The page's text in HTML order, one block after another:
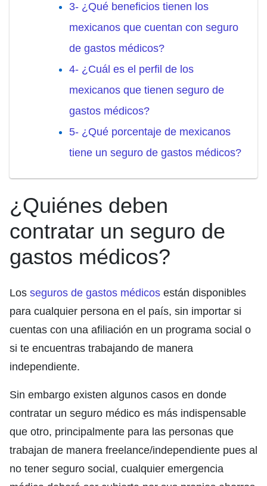
3- ¿Qué beneficios tienen los
mexicanos que cuentan con seguro
de gastos médicos?
4- ¿Cuál es el perfil de los
mexicanos que tienen seguro de
gastos médicos?
5- ¿Qué porcentaje de mexicanos
tiene un seguro de gastos médicos?
¿Quiénes deben
contratar un seguro de
gastos médicos?
Los seguros de gastos médicos están disponibles
para cualquier persona en el país, sin importar si
cuentas con una afiliación en un programa social o
si te encuentras trabajando de manera
independiente.
Sin embargo existen algunos casos en donde
contratar un seguro médico es más indispensable
que otro, principalmente para las personas que
trabajan de manera freelance/independiente pues al
no tener seguro social, cualquier emergencia